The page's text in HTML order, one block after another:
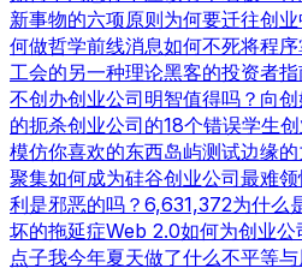
新事物的六项原则为何要迁往创
何做哲学前线消息如何不死将程
工会的另一种理论黑客的投资者
不创办创业公司明智值得吗？ 向
的扼杀创业公司的18个错误学生
模仿你喜欢的东西岛屿测试边缘
聚集如何成为硅谷创业公司最难领
利是邪恶的吗？ 6,631,372为什么
坏的拖延症Web 2.0如何为创业公
点子我今年夏天做了什么不平等